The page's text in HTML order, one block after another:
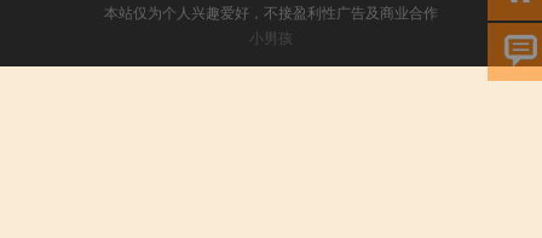
本站仅为个人兴趣爱好，不接盈利性广告及商业合作
小男孩